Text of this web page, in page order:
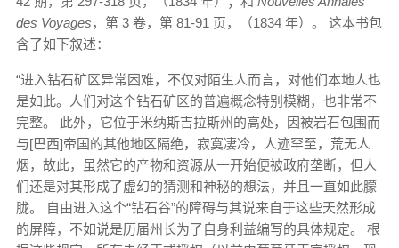
des Voyages，第 3 卷，第 81-91 页，（1834 年）。 这本书包
含了如下叙述：
“进入钻石矿区异常困难，不仅对陌生人而言，对他们本地人也
是如此。人们对这个钻石矿区的普遍概念特别模糊，也非常不
完整。 此外，它位于米纳斯吉拉斯州的高处，因被岩石包围而
与[巴西]帝国的其他地区隔绝，寂寞凄冷，人迹罕至，荒无人
烟，故此，虽然它的产物和资源从一开始便被政府垄断，但人
们还是对其形成了虚幻的猜测和神秘的想法，并且一直如此朦
胧。 自由进入这个“钻石谷”的障碍与其说来自于这些天然形成
的屏障，不如说是历届州长为了自身利益编写的具体规定。 根